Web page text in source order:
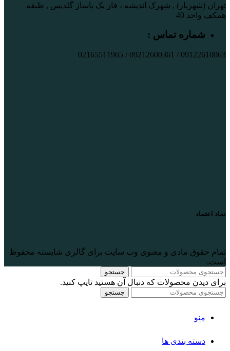
تهران (شهریار) , شهرک اندیشه ، فاز یک پاساژ گلدیس , طبقه
همکف واحد 40
شماره تماس :
09122610063 / 09212600361 / 02165511965
نماد اعتماد
تمام حقوق مادی و معنوی وب سایت برای گالری شایسته محفوظ
است.
جستجو
برای دیدن محصولات که دنبال آن هستید تایپ کنید.
جستجو
منو
دسته بندی ها